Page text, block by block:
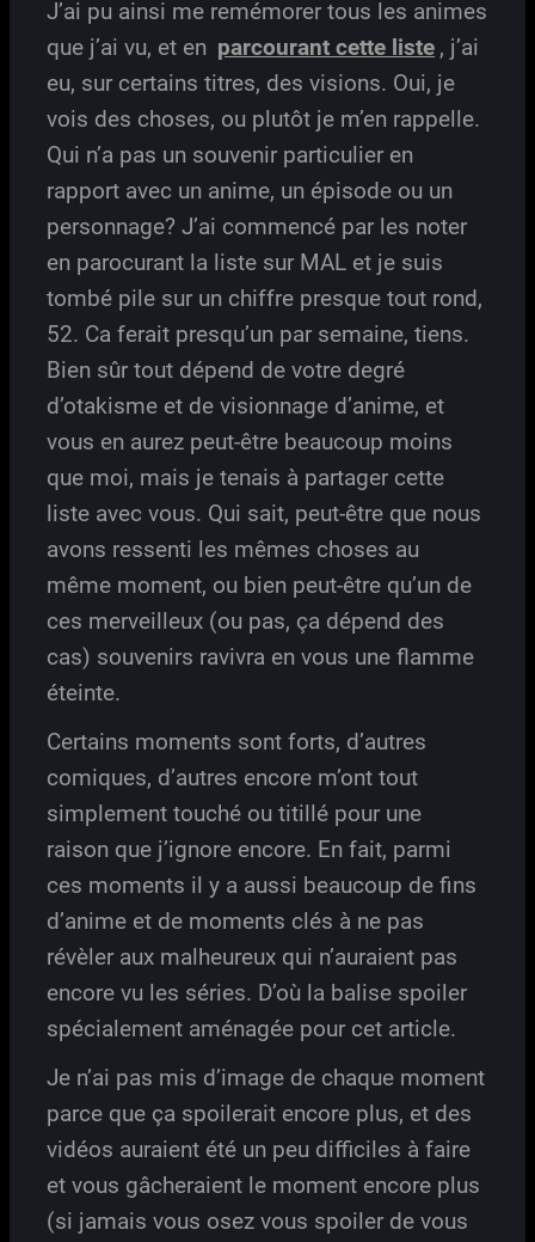
J’ai pu ainsi me remémorer tous les animes
que j’ai vu, et en parcourant cette liste , j’ai
eu, sur certains titres, des visions. Oui, je
vois des choses, ou plutôt je m’en rappelle.
Qui n’a pas un souvenir particulier en
rapport avec un anime, un épisode ou un
personnage? J’ai commencé par les noter
en parocurant la liste sur MAL et je suis
tombé pile sur un chiffre presque tout rond,
52. Ca ferait presqu’un par semaine, tiens.
Bien sûr tout dépend de votre degré
d’otakisme et de visionnage d’anime, et
vous en aurez peut-être beaucoup moins
que moi, mais je tenais à partager cette
liste avec vous. Qui sait, peut-être que nous
avons ressenti les mêmes choses au
même moment, ou bien peut-être qu’un de
ces merveilleux (ou pas, ça dépend des
cas) souvenirs ravivra en vous une flamme
éteinte.
Certains moments sont forts, d’autres
comiques, d’autres encore m’ont tout
simplement touché ou titillé pour une
raison que j’ignore encore. En fait, parmi
ces moments il y a aussi beaucoup de fins
d’anime et de moments clés à ne pas
révèler aux malheureux qui n’auraient pas
encore vu les séries. D’où la balise spoiler
spécialement aménagée pour cet article.
Je n’ai pas mis d’image de chaque moment
parce que ça spoilerait encore plus, et des
vidéos auraient été un peu difficiles à faire
et vous gâcheraient le moment encore plus
(si jamais vous osez vous spoiler de vous